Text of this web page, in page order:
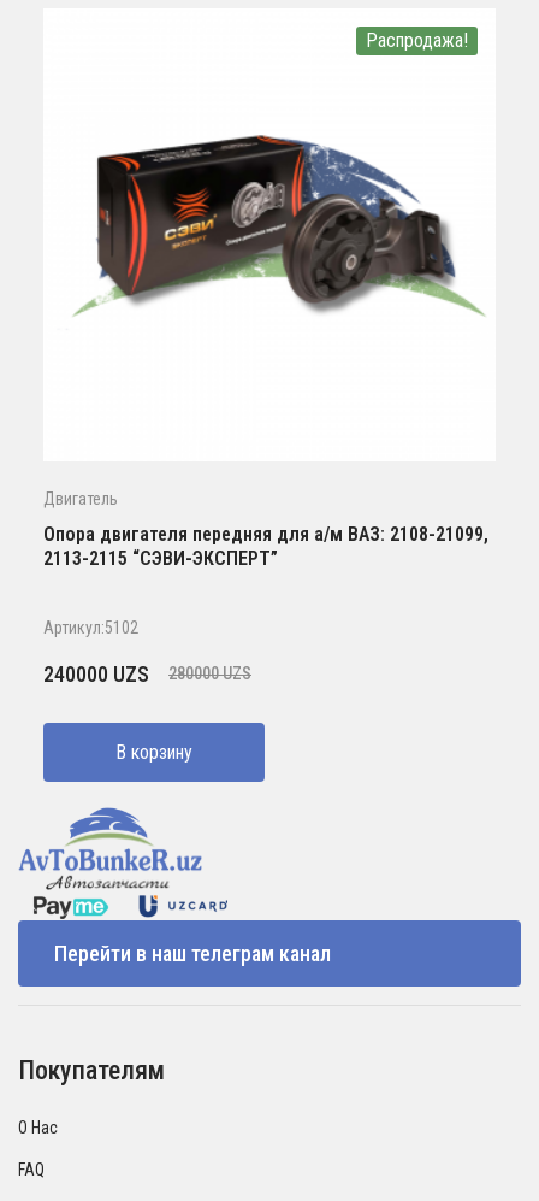
Распродажа!
Двигатель
Опора двигателя передняя для а/м ВАЗ: 2108-21099,
2113-2115 “СЭВИ-ЭКСПЕРТ”
Артикул:5102
280000UZS
Первоначальная
составляла
280000 UZS.
240000 UZS
Текущая
240000 UZS.
В корзину
Перейти в наш телеграм канал
Покупателям
О Нас
FAQ